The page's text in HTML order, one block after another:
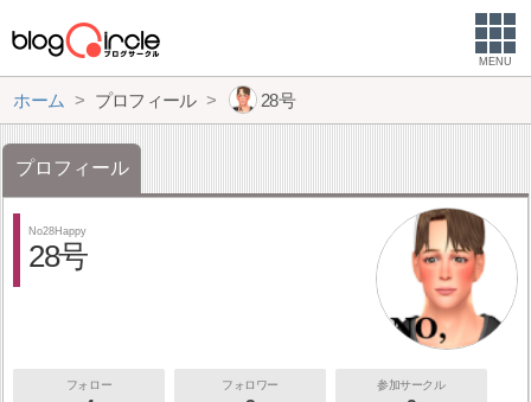
MENU
ホーム プロフィール 28号
プロフィール
No28Happy
28号
フォロー フォロワー 参加サークル